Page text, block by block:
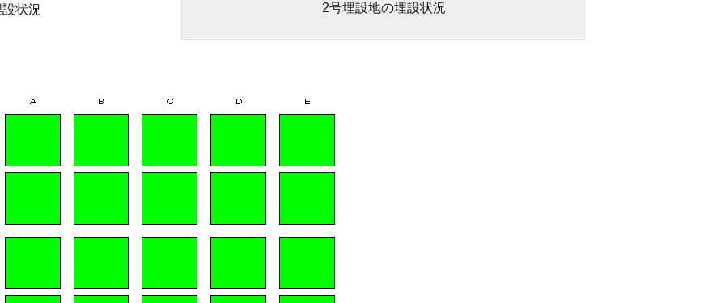
状況 2号埋設地の埋設状況